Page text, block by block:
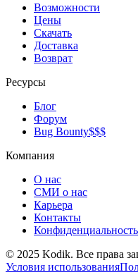
Возможности
Цены
Скачать
Доставка
Возврат
Ресурсы
Блог
Форум
Bug Bounty$$$
Компания
О нас
СМИ о нас
Карьера
Контакты
Конфиденциальность
© 2025 Kodik. Все права
Условия использования